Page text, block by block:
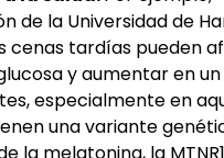
de la Universidad de
cenas tardías pueden
y aumentar en un
especialmente en
una variante